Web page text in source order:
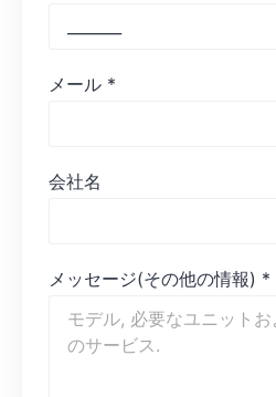
メール *
会社名
メッセージ(その他の情報) *